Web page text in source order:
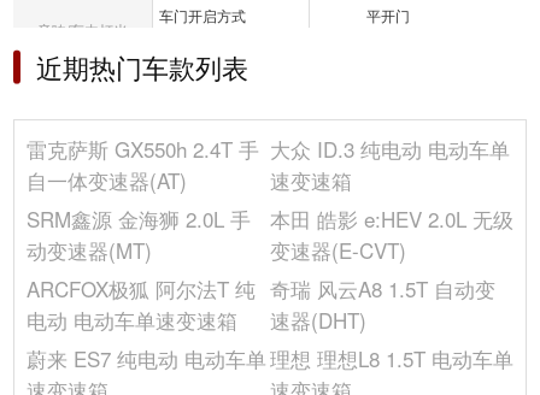
音响/车内灯光
冰箱/空调
选装包
其它
车门开启方式
平开门
宽度(mm)
整备质量(kg)
2095
高度(mm)
2080
油箱容积(L)
座位数(个)
5
5340
车身结构
5门5座SUV
车门数(个)
发动机
近期热门车款列表
雷克萨斯 GX550h 2.4T 手
自一体变速器(AT)
大众 ID.3 纯电动 电动车单
速变速箱
SRM鑫源 金海狮 2.0L 手
动变速器(MT)
本田 皓影 e:HEV 2.0L 无级
变速器(E-CVT)
ARCFOX极狐 阿尔法T 纯
电动 电动车单速变速箱
奇瑞 风云A8 1.5T 自动变
速器(DHT)
蔚来 ES7 纯电动 电动车单理想 理想L8 1.5T 电动车单